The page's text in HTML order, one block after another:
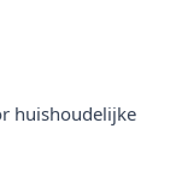
huishoudelijke